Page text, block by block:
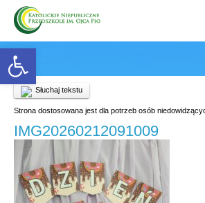
Open toolbar
Słuchaj tekstu
Strona dostosowana jest dla potrzeb osób
IMG20260212091009